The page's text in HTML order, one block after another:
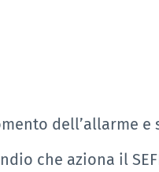
dell’allarme e
che aziona il